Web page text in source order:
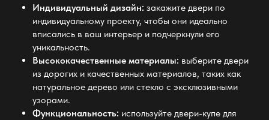
Индивидуальный дизайн: закажите двери по
индивидуальному проекту, чтобы они идеально
вписались в ваш интерьер и подчеркнули его
уникальность.
Высококачественные материалы: выберите двери
из дорогих и качественных материалов, таких как
натуральное дерево или стекло с эксклюзивными
узорами.
Функциональность: используйте двери-купе для